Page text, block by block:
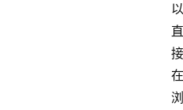
以
直
接
在
浏